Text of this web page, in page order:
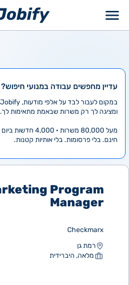
עדיין מחפשים עבודה במנועי
ומציגה לך רק משרות שבאמת מתאימות לך.
מעל 80,000 משרות • 4,000 חדשות ביום
חינם. בלי פרסומות. בלי אותיות קטנות.
Program
Manager
Checkmarx
רמת גן
מלאה, היברידית